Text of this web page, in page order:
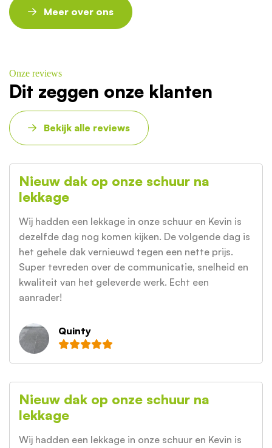
Meer over ons
Onze reviews
Dit zeggen onze klanten
Bekijk alle reviews
Nieuw dak op onze schuur na
lekkage
Wij hadden een lekkage in onze schuur en Kevin is
dezelfde dag nog komen kijken. De volgende dag is
het gehele dak vernieuwd tegen een nette prijs.
Super tevreden over de communicatie, snelheid en
kwaliteit van het geleverde werk. Echt een
aanrader!
Quinty
Nieuw dak op onze schuur na
lekkage
Wij hadden een lekkage in onze schuur en Kevin is